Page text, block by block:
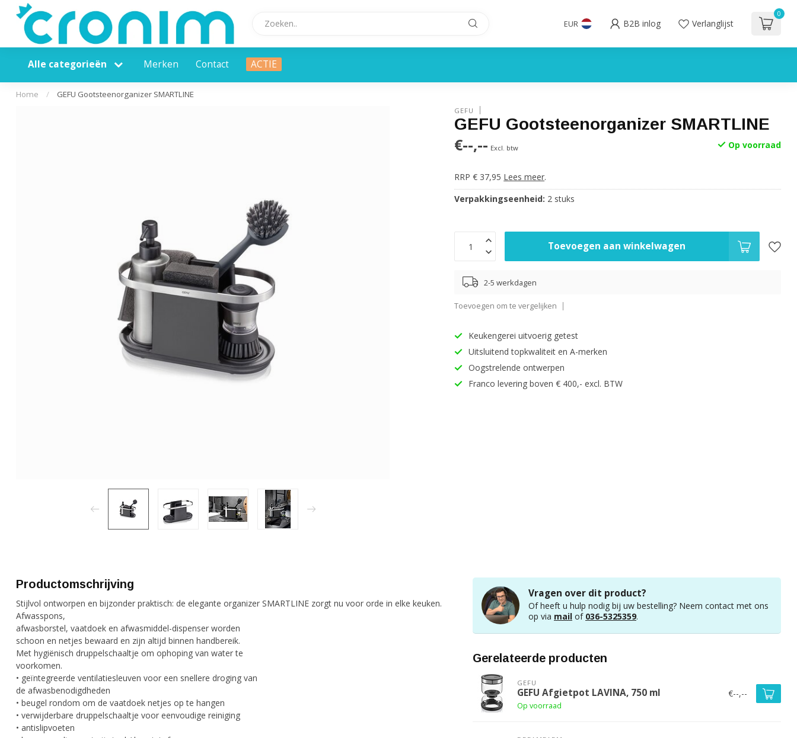
EUR B2B inlog Verlanglijst
0
Alle categorieën Merken Contact ACTIE
Home / GEFU Gootsteenorganizer SMARTLINE
GEFU
GEFU Gootsteenorganizer SMARTLINE
€--,-- Excl. btw Op voorraad
RRP € 37,95 Lees meer.
Verpakkingseenheid: 2 stuks
Toevoegen aan winkelwagen
2-5 werkdagen
Toevoegen om te vergelijken
Keukengerei uitvoerig getest
Uitsluitend topkwaliteit en A-merken
Oogstrelende ontwerpen
Franco levering boven € 400,- excl. BTW
Productomschrijving
Stijlvol ontworpen en bijzonder praktisch: de elegante organizer SMARTLINE zorgt nu voor orde in elke keuken.
Afwasspons,
afwasborstel, vaatdoek en afwasmiddel-dispenser worden
schoon en netjes bewaard en zijn altijd binnen handbereik.
Met hygiënisch druppelschaaltje om ophoping van water te
voorkomen.
• geïntegreerde ventilatiesleuven voor een snellere droging van
de afwasbenodigdheden
• beugel rondom om de vaatdoek netjes op te hangen
• verwijderbare druppelschaaltje voor eenvoudige reiniging
• antislipvoeten
Vragen over dit product?
Of heeft u hulp nodig bij uw bestelling? Neem contact met ons
op via mail of 036-5325359.
Gerelateerde producten
GEFU
GEFU Afgietpot LAVINA, 750 ml
Op voorraad
€--,--